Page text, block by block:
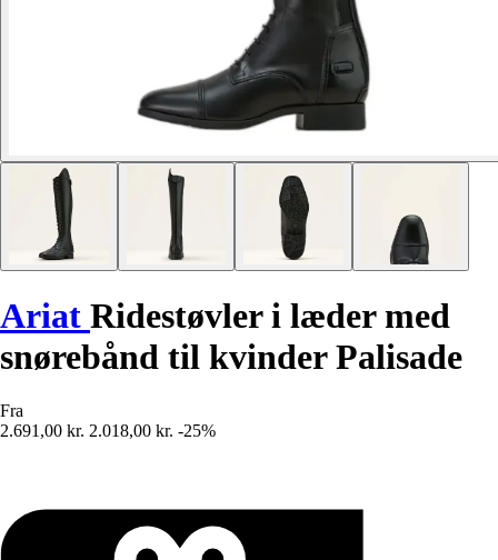
Ariat Ridestøvler i læder med
snørebånd til kvinder Palisade
Fra
2.691,00 kr. 2.018,00 kr. -25%